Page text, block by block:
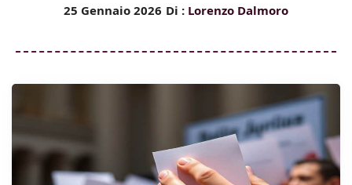
25 Gennaio 2026 Di : Lorenzo Dalmoro